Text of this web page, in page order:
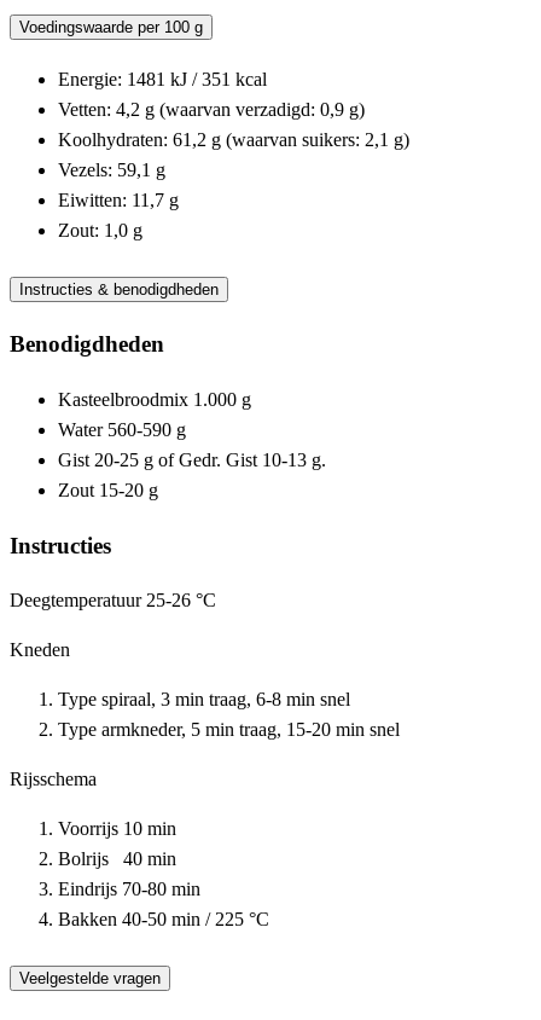
Voedingswaarde per 100 g
Energie: 1481 kJ / 351 kcal
Vetten: 4,2 g (waarvan verzadigd: 0,9 g)
Koolhydraten: 61,2 g (waarvan suikers: 2,1 g)
Vezels: 59,1 g
Eiwitten: 11,7 g
Zout: 1,0 g
Instructies & benodigdheden
Benodigdheden
Kasteelbroodmix 1.000 g
Water 560-590 g
Gist 20-25 g of Gedr. Gist 10-13 g.
Zout 15-20 g
Instructies
Deegtemperatuur 25-26 °C
Kneden
Type spiraal, 3 min traag, 6-8 min snel
Type armkneder, 5 min traag, 15-20 min snel
Rijsschema
Voorrijs 10 min
Bolrijs 40 min
Eindrijs 70-80 min
Bakken 40-50 min / 225 °C
Veelgestelde vragen